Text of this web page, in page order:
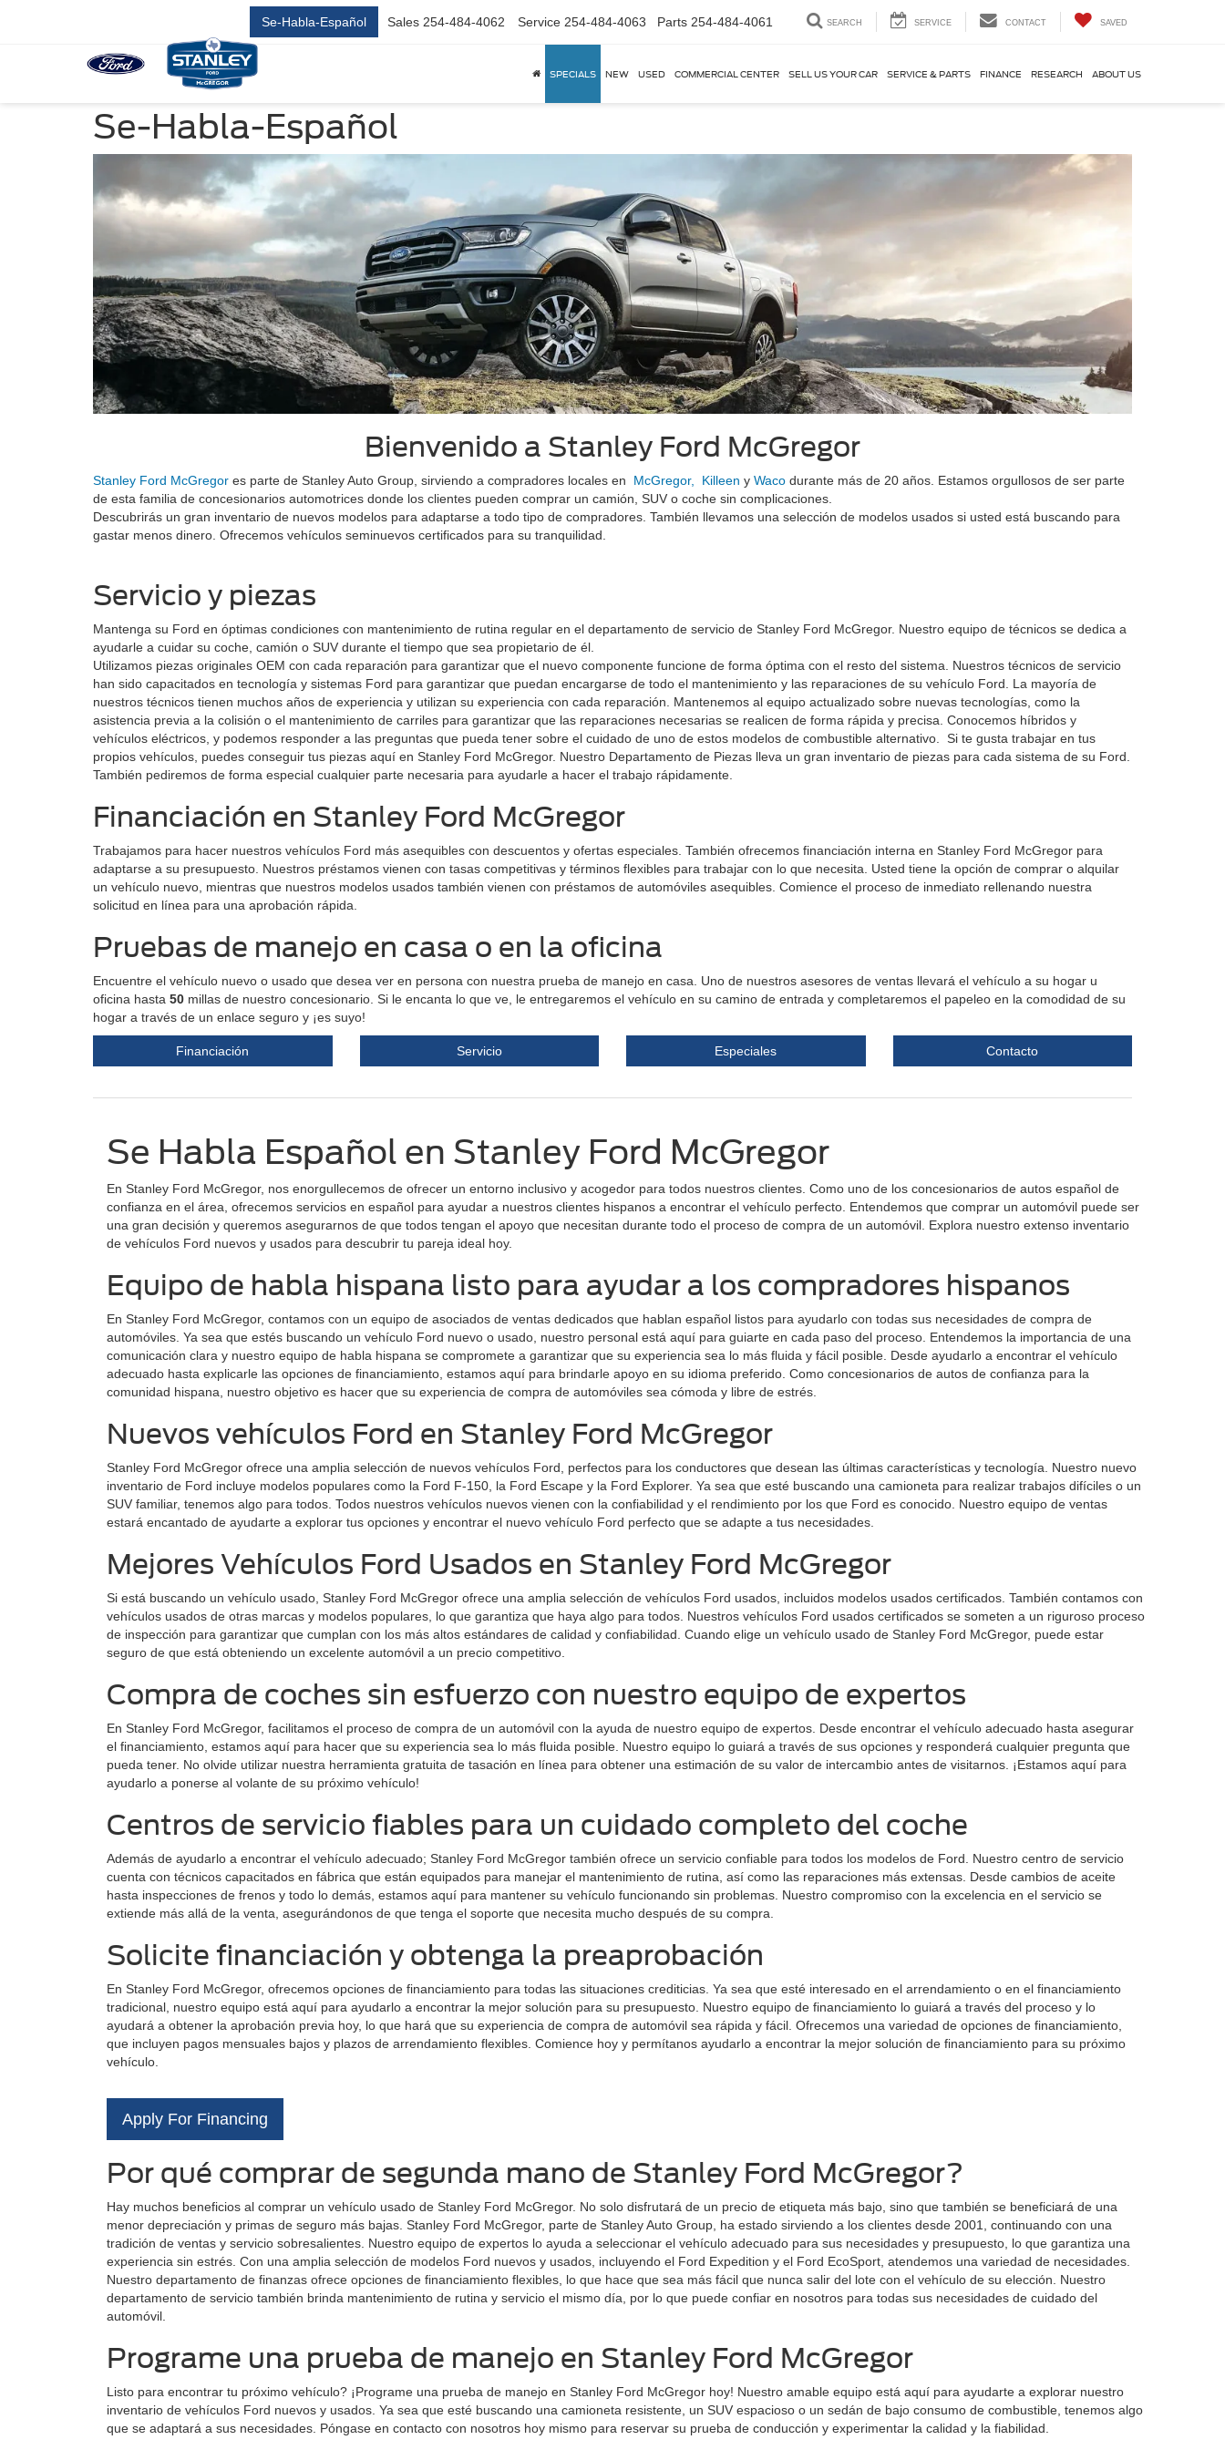
Se-Habla-Español Sales 254-484-4062 Service 254-484-4063 Parts 254-484-4061 SEARCH SERVICE CONTACT SAVED
SPECIALS NEW USED COMMERCIAL CENTER SELL US YOUR CAR SERVICE & PARTS FINANCE RESEARCH ABOUT US
Se-Habla-Español
Bienvenido a Stanley Ford McGregor
Stanley Ford McGregor es parte de Stanley Auto Group, sirviendo a compradores locales en McGregor, Killeen y Waco durante más de 20 años. Estamos orgullosos de ser parte
de esta familia de concesionarios automotrices donde los clientes pueden comprar un camión, SUV o coche sin complicaciones.
Descubrirás un gran inventario de nuevos modelos para adaptarse a todo tipo de compradores. También llevamos una selección de modelos usados si usted está buscando para
gastar menos dinero. Ofrecemos vehículos seminuevos certificados para su tranquilidad.
Servicio y piezas
Mantenga su Ford en óptimas condiciones con mantenimiento de rutina regular en el departamento de servicio de Stanley Ford McGregor. Nuestro equipo de técnicos se dedica a
ayudarle a cuidar su coche, camión o SUV durante el tiempo que sea propietario de él.
Utilizamos piezas originales OEM con cada reparación para garantizar que el nuevo componente funcione de forma óptima con el resto del sistema. Nuestros técnicos de servicio
han sido capacitados en tecnología y sistemas Ford para garantizar que puedan encargarse de todo el mantenimiento y las reparaciones de su vehículo Ford. La mayoría de
nuestros técnicos tienen muchos años de experiencia y utilizan su experiencia con cada reparación. Mantenemos al equipo actualizado sobre nuevas tecnologías, como la
asistencia previa a la colisión o el mantenimiento de carriles para garantizar que las reparaciones necesarias se realicen de forma rápida y precisa. Conocemos híbridos y
vehículos eléctricos, y podemos responder a las preguntas que pueda tener sobre el cuidado de uno de estos modelos de combustible alternativo. Si te gusta trabajar en tus
propios vehículos, puedes conseguir tus piezas aquí en Stanley Ford McGregor. Nuestro Departamento de Piezas lleva un gran inventario de piezas para cada sistema de su Ford.
También pediremos de forma especial cualquier parte necesaria para ayudarle a hacer el trabajo rápidamente.
Financiación en Stanley Ford McGregor
Trabajamos para hacer nuestros vehículos Ford más asequibles con descuentos y ofertas especiales. También ofrecemos financiación interna en Stanley Ford McGregor para
adaptarse a su presupuesto. Nuestros préstamos vienen con tasas competitivas y términos flexibles para trabajar con lo que necesita. Usted tiene la opción de comprar o alquilar
un vehículo nuevo, mientras que nuestros modelos usados también vienen con préstamos de automóviles asequibles. Comience el proceso de inmediato rellenando nuestra
solicitud en línea para una aprobación rápida.
Pruebas de manejo en casa o en la oficina
Encuentre el vehículo nuevo o usado que desea ver en persona con nuestra prueba de manejo en casa. Uno de nuestros asesores de ventas llevará el vehículo a su hogar u
oficina hasta 50 millas de nuestro concesionario. Si le encanta lo que ve, le entregaremos el vehículo en su camino de entrada y completaremos el papeleo en la comodidad de su
hogar a través de un enlace seguro y ¡es suyo!
Financiación Servicio Especiales Contacto
Se Habla Español en Stanley Ford McGregor
En Stanley Ford McGregor, nos enorgullecemos de ofrecer un entorno inclusivo y acogedor para todos nuestros clientes. Como uno de los concesionarios de autos español de
confianza en el área, ofrecemos servicios en español para ayudar a nuestros clientes hispanos a encontrar el vehículo perfecto. Entendemos que comprar un automóvil puede ser
una gran decisión y queremos asegurarnos de que todos tengan el apoyo que necesitan durante todo el proceso de compra de un automóvil. Explora nuestro extenso inventario
de vehículos Ford nuevos y usados para descubrir tu pareja ideal hoy.
Equipo de habla hispana listo para ayudar a los compradores hispanos
En Stanley Ford McGregor, contamos con un equipo de asociados de ventas dedicados que hablan español listos para ayudarlo con todas sus necesidades de compra de
automóviles. Ya sea que estés buscando un vehículo Ford nuevo o usado, nuestro personal está aquí para guiarte en cada paso del proceso. Entendemos la importancia de una
comunicación clara y nuestro equipo de habla hispana se compromete a garantizar que su experiencia sea lo más fluida y fácil posible. Desde ayudarlo a encontrar el vehículo
adecuado hasta explicarle las opciones de financiamiento, estamos aquí para brindarle apoyo en su idioma preferido. Como concesionarios de autos de confianza para la
comunidad hispana, nuestro objetivo es hacer que su experiencia de compra de automóviles sea cómoda y libre de estrés.
Nuevos vehículos Ford en Stanley Ford McGregor
Stanley Ford McGregor ofrece una amplia selección de nuevos vehículos Ford, perfectos para los conductores que desean las últimas características y tecnología. Nuestro nuevo
inventario de Ford incluye modelos populares como la Ford F-150, la Ford Escape y la Ford Explorer. Ya sea que esté buscando una camioneta para realizar trabajos difíciles o un
SUV familiar, tenemos algo para todos. Todos nuestros vehículos nuevos vienen con la confiabilidad y el rendimiento por los que Ford es conocido. Nuestro equipo de ventas
estará encantado de ayudarte a explorar tus opciones y encontrar el nuevo vehículo Ford perfecto que se adapte a tus necesidades.
Mejores Vehículos Ford Usados en Stanley Ford McGregor
Si está buscando un vehículo usado, Stanley Ford McGregor ofrece una amplia selección de vehículos Ford usados, incluidos modelos usados certificados. También contamos con
vehículos usados de otras marcas y modelos populares, lo que garantiza que haya algo para todos. Nuestros vehículos Ford usados certificados se someten a un riguroso proceso
de inspección para garantizar que cumplan con los más altos estándares de calidad y confiabilidad. Cuando elige un vehículo usado de Stanley Ford McGregor, puede estar
seguro de que está obteniendo un excelente automóvil a un precio competitivo.
Compra de coches sin esfuerzo con nuestro equipo de expertos
En Stanley Ford McGregor, facilitamos el proceso de compra de un automóvil con la ayuda de nuestro equipo de expertos. Desde encontrar el vehículo adecuado hasta asegurar
el financiamiento, estamos aquí para hacer que su experiencia sea lo más fluida posible. Nuestro equipo lo guiará a través de sus opciones y responderá cualquier pregunta que
pueda tener. No olvide utilizar nuestra herramienta gratuita de tasación en línea para obtener una estimación de su valor de intercambio antes de visitarnos. ¡Estamos aquí para
ayudarlo a ponerse al volante de su próximo vehículo!
Centros de servicio fiables para un cuidado completo del coche
Además de ayudarlo a encontrar el vehículo adecuado; Stanley Ford McGregor también ofrece un servicio confiable para todos los modelos de Ford. Nuestro centro de servicio
cuenta con técnicos capacitados en fábrica que están equipados para manejar el mantenimiento de rutina, así como las reparaciones más extensas. Desde cambios de aceite
hasta inspecciones de frenos y todo lo demás, estamos aquí para mantener su vehículo funcionando sin problemas. Nuestro compromiso con la excelencia en el servicio se
extiende más allá de la venta, asegurándonos de que tenga el soporte que necesita mucho después de su compra.
Solicite financiación y obtenga la preaprobación
En Stanley Ford McGregor, ofrecemos opciones de financiamiento para todas las situaciones crediticias. Ya sea que esté interesado en el arrendamiento o en el financiamiento
tradicional, nuestro equipo está aquí para ayudarlo a encontrar la mejor solución para su presupuesto. Nuestro equipo de financiamiento lo guiará a través del proceso y lo
ayudará a obtener la aprobación previa hoy, lo que hará que su experiencia de compra de automóvil sea rápida y fácil. Ofrecemos una variedad de opciones de financiamiento,
que incluyen pagos mensuales bajos y plazos de arrendamiento flexibles. Comience hoy y permítanos ayudarlo a encontrar la mejor solución de financiamiento para su próximo
vehículo.
Apply For Financing
Por qué comprar de segunda mano de Stanley Ford McGregor?
Hay muchos beneficios al comprar un vehículo usado de Stanley Ford McGregor. No solo disfrutará de un precio de etiqueta más bajo, sino que también se beneficiará de una
menor depreciación y primas de seguro más bajas. Stanley Ford McGregor, parte de Stanley Auto Group, ha estado sirviendo a los clientes desde 2001, continuando con una
tradición de ventas y servicio sobresalientes. Nuestro equipo de expertos lo ayuda a seleccionar el vehículo adecuado para sus necesidades y presupuesto, lo que garantiza una
experiencia sin estrés. Con una amplia selección de modelos Ford nuevos y usados, incluyendo el Ford Expedition y el Ford EcoSport, atendemos una variedad de necesidades.
Nuestro departamento de finanzas ofrece opciones de financiamiento flexibles, lo que hace que sea más fácil que nunca salir del lote con el vehículo de su elección. Nuestro
departamento de servicio también brinda mantenimiento de rutina y servicio el mismo día, por lo que puede confiar en nosotros para todas sus necesidades de cuidado del
automóvil.
Programe una prueba de manejo en Stanley Ford McGregor
Listo para encontrar tu próximo vehículo? ¡Programe una prueba de manejo en Stanley Ford McGregor hoy! Nuestro amable equipo está aquí para ayudarte a explorar nuestro
inventario de vehículos Ford nuevos y usados. Ya sea que esté buscando una camioneta resistente, un SUV espacioso o un sedán de bajo consumo de combustible, tenemos algo
que se adaptará a sus necesidades. Póngase en contacto con nosotros hoy mismo para reservar su prueba de conducción y experimentar la calidad y la fiabilidad.